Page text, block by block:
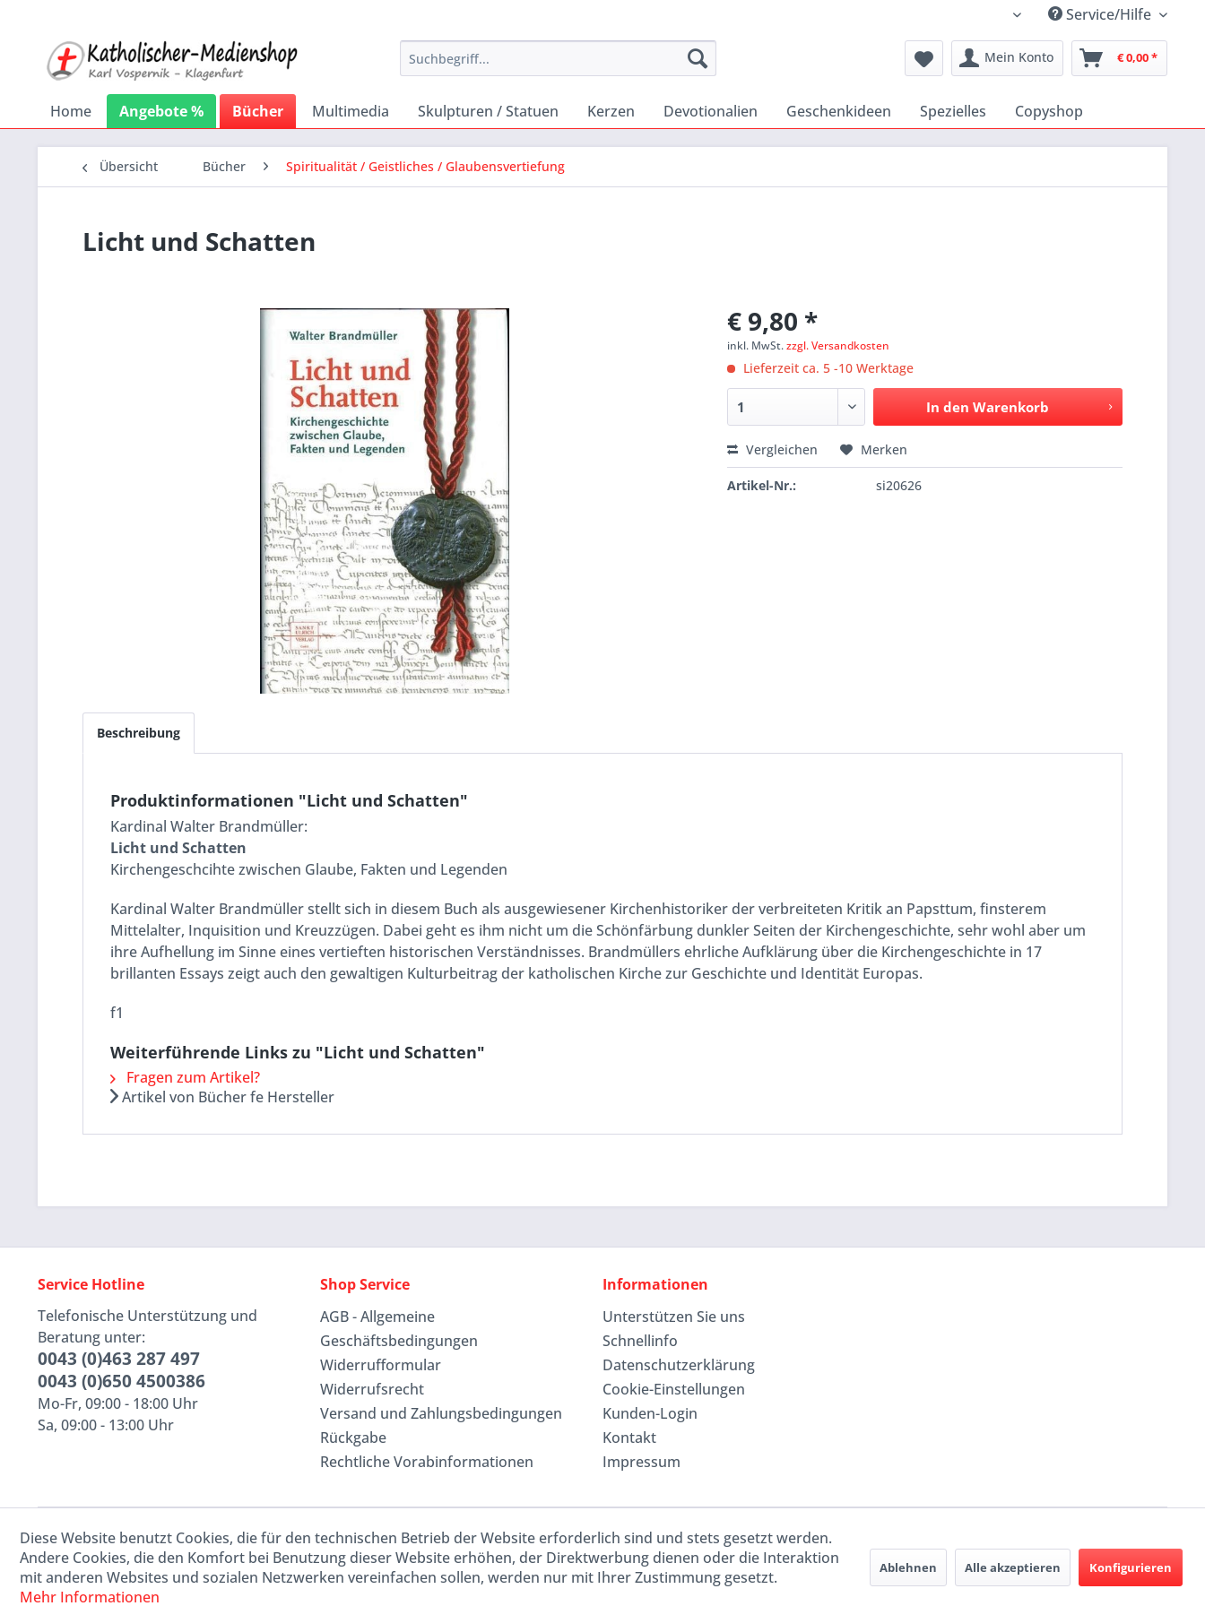
Katholischer Medienshop
Service/Hilfe
Mein Konto € 0,00 *
Home Angebote % Bücher Multimedia Skulpturen / Statuen Kerzen Devotionalien Geschenkideen Spezielles Copyshop
Übersicht Bücher Spiritualität / Geistliches / Glaubensvertiefung
Licht und Schatten
€ 9,80 *
inkl. MwSt.zzgl. Versandkosten
Lieferzeit ca. 5 -10 Werktage
In den Warenkorb
Vergleichen Merken
Artikel-Nr.: si20626
Beschreibung
Produktinformationen "Licht und Schatten"
Kardinal Walter Brandmüller:
Licht und Schatten
Kirchengeschcihte zwischen Glaube, Fakten und Legenden
Kardinal Walter Brandmüller stellt sich in diesem Buch als ausgewiesener Kirchenhistoriker der verbreiteten Kritik an Papsttum, finsterem
Mittelalter, Inquisition und Kreuzzügen. Dabei geht es ihm nicht um die Schönfärbung dunkler Seiten der Kirchengeschichte, sehr wohl aber um
ihre Aufhellung im Sinne eines vertieften historischen Verständnisses. Brandmüllers ehrliche Aufklärung über die Kirchengeschichte in 17
brillanten Essays zeigt auch den gewaltigen Kulturbeitrag der katholischen Kirche zur Geschichte und Identität Europas.
f1
Weiterführende Links zu "Licht und Schatten"
Fragen zum Artikel?
Artikel von Bücher fe Hersteller
Service Hotline
Telefonische Unterstützung und
Beratung unter:
0043 (0)463 287 497
0043 (0)650 4500386
Mo-Fr, 09:00 - 18:00 Uhr
Sa, 09:00 - 13:00 Uhr
Shop Service
AGB - Allgemeine
Geschäftsbedingungen
Widerrufformular
Widerrufsrecht
Versand und Zahlungsbedingungen
Rückgabe
Rechtliche Vorabinformationen
Informationen
Unterstützen Sie uns
Schnellinfo
Datenschutzerklärung
Cookie-Einstellungen
Kunden-Login
Kontakt
Impressum
Diese Website benutzt Cookies, die für den technischen Betrieb der Website erforderlich sind und stets gesetzt werden.
Andere Cookies, die den Komfort bei Benutzung dieser Website erhöhen, der Direktwerbung dienen oder die Interaktion
mit anderen Websites und sozialen Netzwerken vereinfachen sollen, werden nur mit Ihrer Zustimmung gesetzt.
Mehr Informationen
Ablehnen Alle akzeptieren Konfigurieren